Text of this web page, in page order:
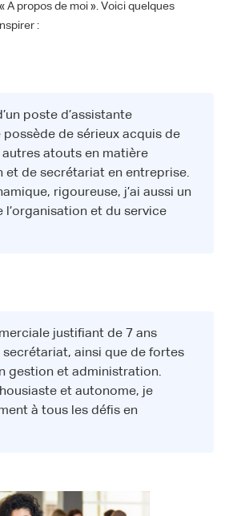
A propos de moi ». Voici quelques
:
poste d’assistante
de sérieux acquis de
atouts en matière
et de secrétariat en entreprise.
rigoureuse, j’ai aussi un
l’organisation et du service
justifiant de 7 ans
secrétariat, ainsi que de fortes
gestion et administration.
et autonome, je
à tous les défis en